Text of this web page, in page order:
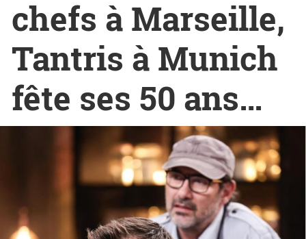
chefs à Marseille,
Tantris à Munich
fête ses 50 ans…